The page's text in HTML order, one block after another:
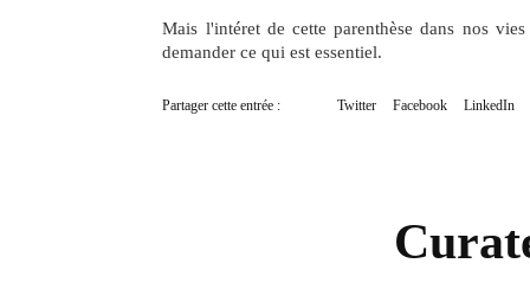
Mais l'intéret de cette parenthèse dans nos
demander ce qui est essentiel.
Partager cette entrée : Twitter Facebook LinkedIn